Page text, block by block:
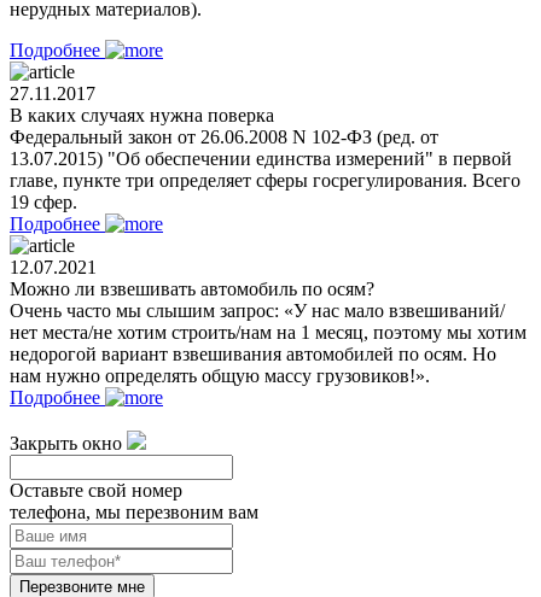
нерудных материалов).
Подробнее
27.11.2017
В каких случаях нужна поверка
Федеральный закон от 26.06.2008 N 102-ФЗ (ред. от
13.07.2015) "Об обеспечении единства измерений" в первой
главе, пункте три определяет сферы госрегулирования. Всего
19 сфер.
Подробнее
12.07.2021
Можно ли взвешивать автомобиль по осям?
Очень часто мы слышим запрос: «У нас мало взвешиваний/
нет места/не хотим строить/нам на 1 месяц, поэтому мы хотим
недорогой вариант взвешивания автомобилей по осям. Но
нам нужно определять общую массу грузовиков!».
Подробнее
Закрыть окно
Оставьте свой номер
телефона, мы перезвоним вам
Перезвоните мне